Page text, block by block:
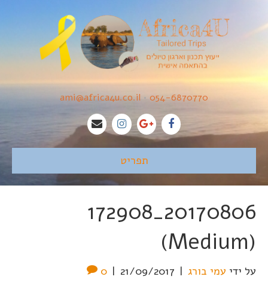
054-6870770
•
ami@africa4u.co.il
תפריט
20170806_172908
(Medium)
על ידי עמי בורג |
21/09/2017
|
0